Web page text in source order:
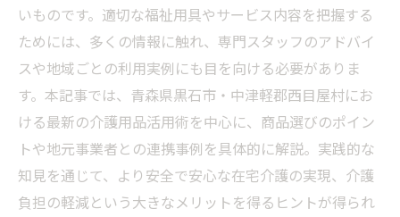
いものです。適切な福祉用具やサービス内容を把握する
ためには、多くの情報に触れ、専門スタッフのアドバイ
スや地域ごとの利用実例にも目を向ける必要がありま
す。本記事では、青森県黒石市・中津軽郡西目屋村にお
ける最新の介護用品活用術を中心に、商品選びのポイン
トや地元事業者との連携事例を具体的に解説。実践的な
知見を通じて、より安全で安心な在宅介護の実現、介護
負担の軽減という大きなメリットを得るヒントが得られ